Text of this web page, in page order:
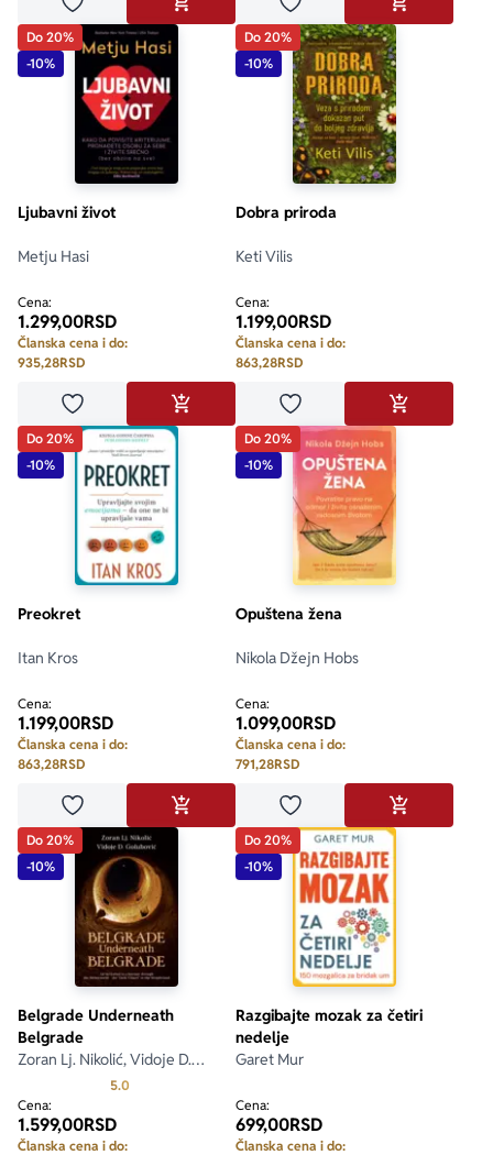
Dodaj u omiljeneDODAJ U KORPUDodaj u omiljeneDODAJ U
Do 20%
-10%
Ljubavni život
Metju Hasi
Cena:
1.299,00RSD
Članska cena i do:
935,28RSD
Dodaj u omiljeneDODAJ U KORPU
Do 20%
-10%
Dobra priroda
Keti Vilis
Cena:
1.199,00RSD
Članska cena i do:
863,28RSD
Dodaj u omiljeneDODAJ U
Do 20%
-10%
Preokret
Itan Kros
Cena:
1.199,00RSD
Članska cena i do:
863,28RSD
Dodaj u omiljeneDODAJ U KORPU
Do 20%
-10%
Opuštena žena
Nikola Džejn Hobs
Cena:
1.099,00RSD
Članska cena i do:
791,28RSD
Dodaj u omiljeneDODAJ U
Do 20%
-10%
Belgrade Underneath
Belgrade
Zoran Lj. Nikolić, Vidoje D.
5.0
Cena:
1.599,00RSD
Članska cena i do:
Do 20%
-10%
Razgibajte mozak za četiri
nedelje
Garet Mur
Cena:
699,00RSD
Članska cena i do: